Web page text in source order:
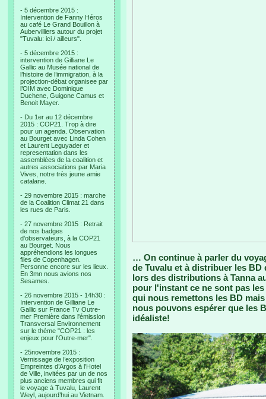
- 5 décembre 2015 :
Intervention de Fanny Héros
au café Le Grand Bouillon à
Aubervilliers autour du projet
"Tuvalu: ici / ailleurs".
- 5 décembre 2015 :
intervention de Gilliane Le
Gallic au Musée national de
l’histoire de l’immigration, à la
projection-débat organisee par
l’OIM avec Dominique
Duchene, Guigone Camus et
Benoit Mayer.
- Du 1er au 12 décembre
2015 : COP21. Trop à dire
pour un agenda. Observation
au Bourget avec Linda Cohen
et Laurent Leguyader et
representation dans les
assemblées de la coalition et
autres associations par Maria
Vives, notre très jeune amie
catalane.
- 29 novembre 2015 : marche
de la Coalition Climat 21 dans
les rues de Paris.
- 27 novembre 2015 : Retrait
de nos badges
d’observateurs, à la COP21
au Bourget. Nous
appréhendions les longues
files de Copenhagen.
Personne encore sur les lieux.
En 3mn nous avions nos
Sesames.
- 26 novembre 2015 - 14h30 :
Intervention de Gilliane Le
Gallic sur France Tv Outre-
mer Première dans l'émission
Transversal Environnement
sur le thème "COP21 : les
enjeux pour l'Outre-mer".
- 25novembre 2015 :
Vernissage de l’exposition
Empreintes d’Argos à l’Hotel
de Ville, invitées par un de nos
plus anciens membres qui fit
le voyage à Tuvalu, Laurent
Weyl, aujourd’hui au Vietnam.
… On continue à parler du
de Tuvalu et à distribuer les
lors des distributions à Tanna
pour l'instant ce ne sont pas
qui nous remettons les BD
nous pouvons espérer que les
idéaliste!